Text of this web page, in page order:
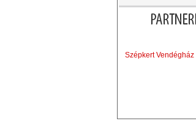
Szépkert Vendégház